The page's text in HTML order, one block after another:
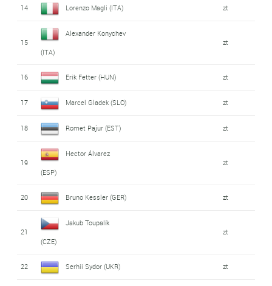
14 Lorenzo Magli (ITA) zt
15
Alexander Konychev
(ITA)
zt
16 Erik Fetter (HUN) zt
17 Marcel Gladek (SLO) zt
18 Romet Pajur (EST) zt
19
Hector Álvarez
(ESP)
zt
20 Bruno Kessler (GER) zt
21
Jakub Toupalík
(CZE)
zt
22 Serhii Sydor (UKR) zt